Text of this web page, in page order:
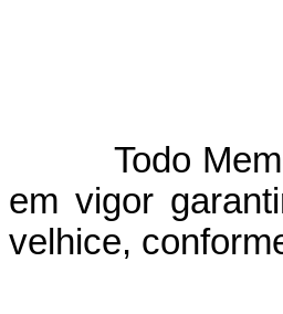
Todo
em vigor
velhice,